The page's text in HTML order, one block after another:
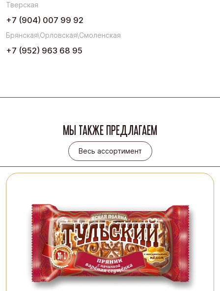
Тверская
+7 (904) 007 99 92
Брянская\Орловская\Смоленская
+7 (952) 963 68 95
МЫ ТАКЖЕ ПРЕДЛАГАЕМ
Весь ассортимент
Весь ассортимент